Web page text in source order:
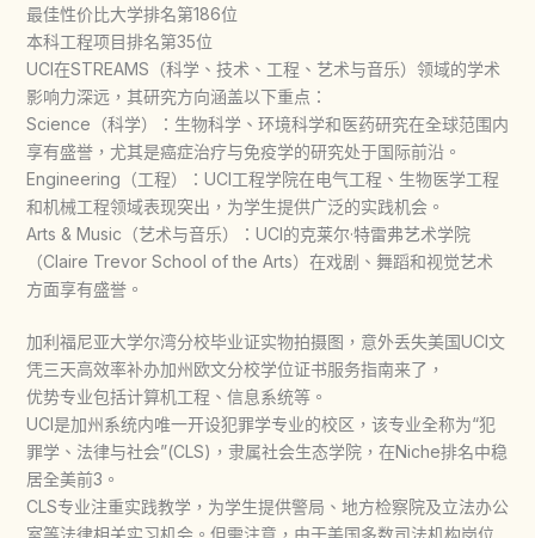
最佳性价比大学排名第186位
本科工程项目排名第35位
UCI在STREAMS（科学、技术、工程、艺术与音乐）领域的学术
影响力深远，其研究方向涵盖以下重点：
Science（科学）：生物科学、环境科学和医药研究在全球范围内
享有盛誉，尤其是癌症治疗与免疫学的研究处于国际前沿。
Engineering（工程）：UCI工程学院在电气工程、生物医学工程
和机械工程领域表现突出，为学生提供广泛的实践机会。
Arts & Music（艺术与音乐）：UCI的克莱尔·特雷弗艺术学院
（Claire Trevor School of the Arts）在戏剧、舞蹈和视觉艺术
方面享有盛誉。
加利福尼亚大学尔湾分校毕业证实物拍摄图，意外丢失美国UCI文
凭三天高效率补办加州欧文分校学位证书服务指南来了，
优势专业包括计算机工程、信息系统等。
UCI是加州系统内唯一开设犯罪学专业的校区，该专业全称为“犯
罪学、法律与社会”(CLS)，隶属社会生态学院，在Niche排名中稳
居全美前3。
CLS专业注重实践教学，为学生提供警局、地方检察院及立法办公